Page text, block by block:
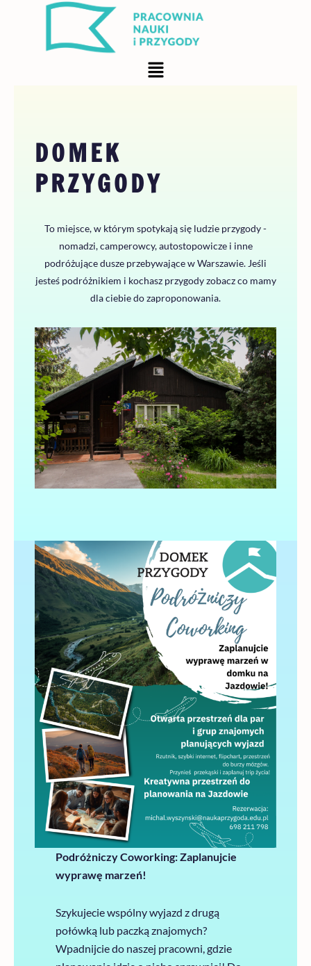
Menu
DOMEK
PRZYGODY
To miejsce, w którym spotykają się ludzie przygody -
nomadzi, camperowcy, autostopowicze i inne
podróżujące dusze przebywające w Warszawie. Jeśli
jesteś podróżnikiem i kochasz przygody zobacz co mamy
dla ciebie do zaproponowania.
Podróżniczy Coworking: Zaplanujcie
wyprawę marzeń!
Szykujecie wspólny wyjazd z drugą
połówką lub paczką znajomych?
Wpadnijcie do naszej pracowni, gdzie